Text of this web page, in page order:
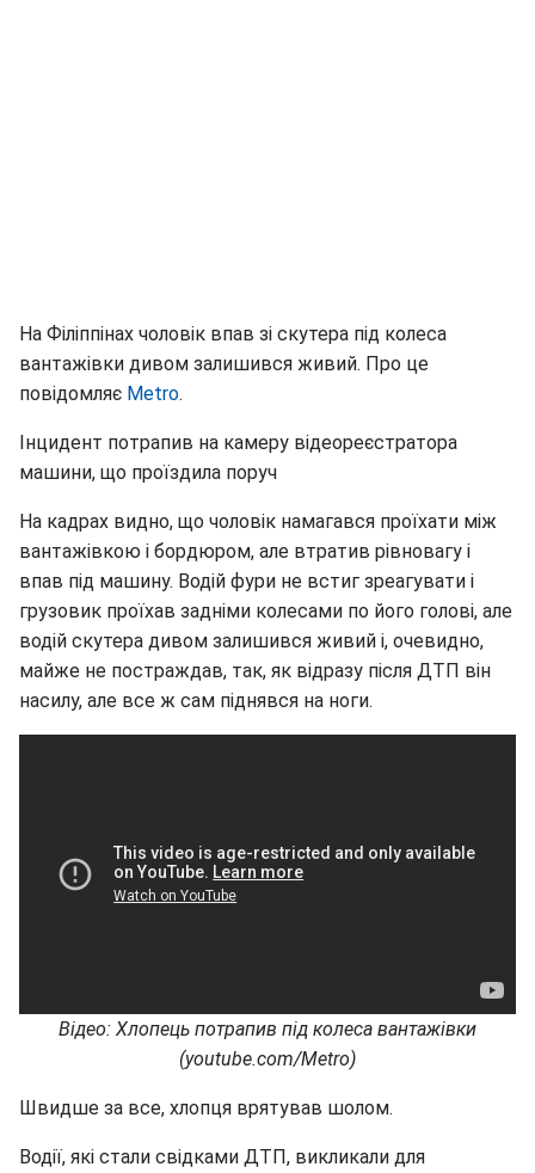
На Філіппінах чоловік впав зі скутера під колеса
вантажівки дивом залишився живий. Про це
повідомляє Metro.
Інцидент потрапив на камеру відеореєстратора
машини, що проїздила поруч
На кадрах видно, що чоловік намагався проїхати між
вантажівкою і бордюром, але втратив рівновагу і
впав під машину. Водій фури не встиг зреагувати і
грузовик проїхав задніми колесами по його голові, але
водій скутера дивом залишився живий і, очевидно,
майже не постраждав, так, як відразу після ДТП він
насилу, але все ж сам піднявся на ноги.
Відео: Хлопець потрапив під колеса вантажівки
(youtube.com/Metro)
Швидше за все, хлопця врятував шолом.
Водії, які стали свідками ДТП, викликали для